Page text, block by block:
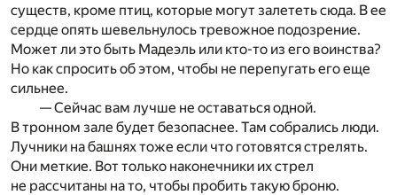
существ, кроме птиц, которые могут залететь сюда. В ее
сердце опять шевельнулось тревожное подозрение.
Может ли это быть Мадеэль или кто-то из его воинства?
Но как спросить об этом, чтобы не перепугать его еще
сильнее.
— Сейчас вам лучше не оставаться одной.
В тронном зале будет безопаснее. Там собрались люди.
Лучники на башнях тоже если что готовятся стрелять.
Они меткие. Вот только наконечники их стрел
не рассчитаны на то, чтобы пробить такую броню.